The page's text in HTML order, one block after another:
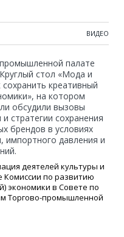
ВИДЕО
палате
стол «Мода и
креативный
на котором
обсудили вызовы
стратегии сохранения
брендов в условиях
импортного давления и
деятелей культуры и
Комиссии по развитию
экономики в Совете по
Торгово-промышленной